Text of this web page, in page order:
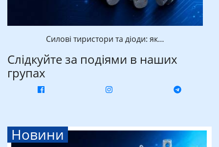
Силові тиристори та діоди: як…
Слідкуйте за подіями в наших
групах
Новини